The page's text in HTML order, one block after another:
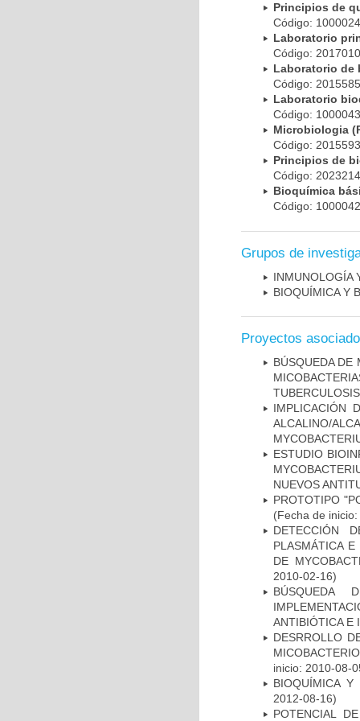
Principios de
Código:
Laboratorio
Código:
Laboratorio de
Código:
Laboratorio
Código:
Microbiologia
Código:
Principios de
Código:
Bioquímica
Código:
Grupos de
INMUNOLOGÍA
BIOQUÍMICA Y
Proyectos
BÚSQUEDA DE
IMPLICACIÓN
ALCALINO/
ESTUDIO
NUEVOS
PROTOTIPO
(Fecha de
DETECCIÓN
PLASMÁTICA
DE
2010-02-16)
BÚSQUEDA
ANTIBIÓTICA E
DESRROLLO
inicio: 2010-08-
BIOQUÍMICA Y
2012-08-16)
POTENCIAL